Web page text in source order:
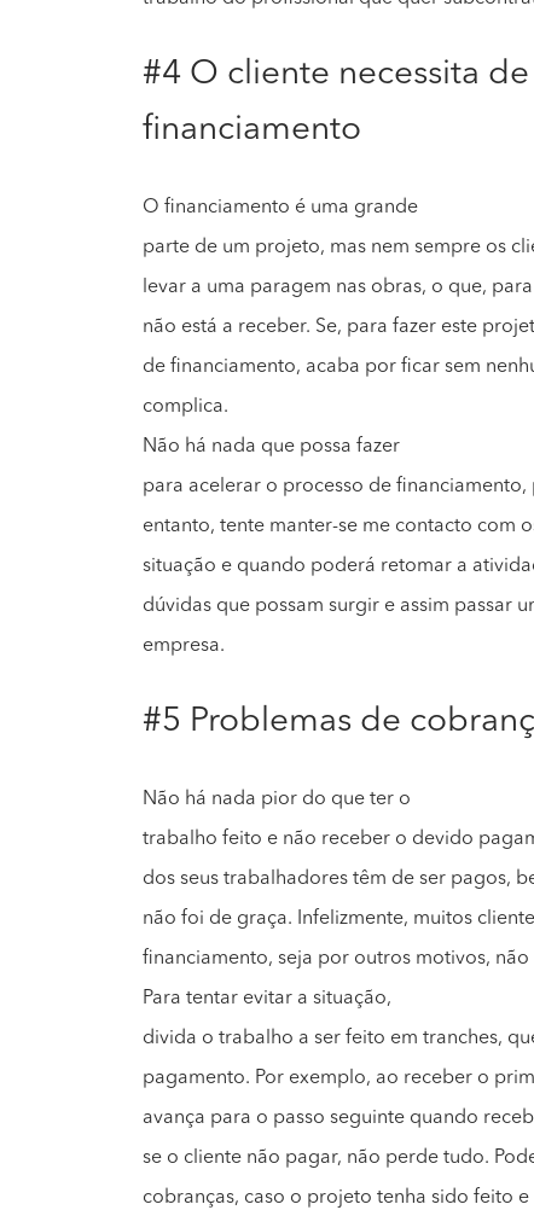
#4 O cliente necessita de
financiamento
O financiamento é uma grande
parte de um projeto, mas nem sempre os
levar a uma paragem nas obras, o que,
não está a receber. Se, para fazer este
de financiamento, acaba por ficar sem
complica.
Não há nada que possa fazer
para acelerar o processo de
entanto, tente manter-se me contacto com
situação e quando poderá retomar a
dúvidas que possam surgir e assim passar
empresa.
#5 Problemas de
Não há nada pior do que ter o
trabalho feito e não receber o devido
dos seus trabalhadores têm de ser pagos,
não foi de graça. Infelizmente, muitos
financiamento, seja por outros motivos,
Para tentar evitar a situação,
divida o trabalho a ser feito em tranches,
pagamento. Por exemplo, ao receber o
avança para o passo seguinte quando
se o cliente não pagar, não perde tudo.
cobranças, caso o projeto tenha sido feito